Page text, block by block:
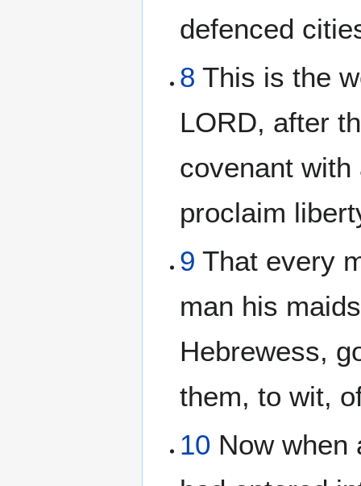
defenced
8 This is the
LORD, after
covenant
proclaim
9 That every
man his
Hebrewess,
them, to wit,
10 Now when